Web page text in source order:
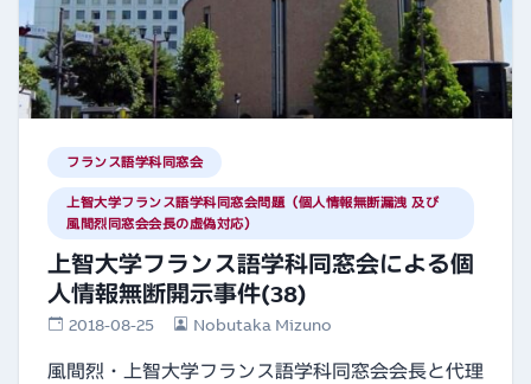
フランス語学科同窓会
上智大学フランス語学科同窓会問題（個人情報無断漏洩 及び
風間烈同窓会会長の虚偽対応）
上智大学フランス語学科同窓会による個
人情報無断開示事件(38)
2018-08-25 Nobutaka Mizuno
風間烈・上智大学フランス語学科同窓会会長と代理